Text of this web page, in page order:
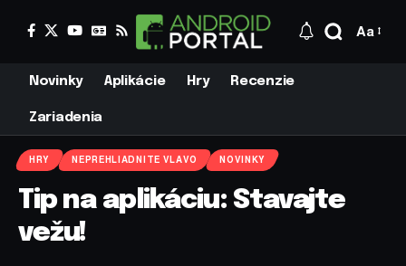
Aa
Novinky Aplikácie Hry Recenzie
Zariadenia
HRY NEPREHLIADNITE VLAVO NOVINKY
Tip na aplikáciu: Stavajte
vežu!